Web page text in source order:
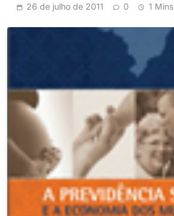
26 de julho de 2011 0 1 Mins